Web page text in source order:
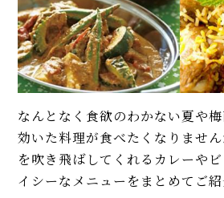
なんとなく食欲のわかない夏や
効いた料理が食べたくなりませ
を吹き飛ばしてくれるカレーや
イシーなメニューをまとめてご紹
【簡単】ゴロ
味！ 沖縄「タ
シピ。辛さ調
も人気
【稲田シェフ
マ風）。具と
【本格】韓国
ビンパ」人気
ル、ひき肉、
柚子胡椒（ゆ
家製レシピ。
ないフレッシ
【基本】とう
方。甘さを
水から皮付き
熱が正解！
【初心者必見
不要！ 昔なが
の簡単な作り